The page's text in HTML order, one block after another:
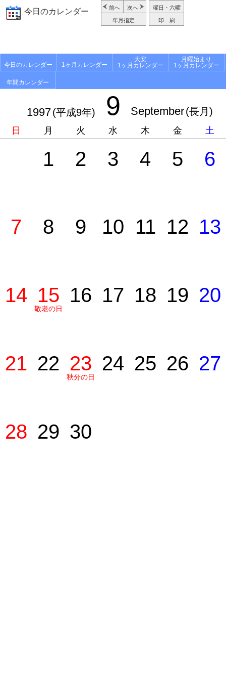
今日のカレンダー 前へ 次へ
年月指定
曜日・六曜
印 刷
今日のカレンダー 1ヶ月カレンダー
大安
1ヶ月カレンダー
月曜始まり
1ヶ月カレンダー
年間カレンダー
1997(平成9年) 9 September(長月)
日 月 火 水 木 金 土
1 2 3 4 5 6
7 8 9 10 11 12 13
14 15
敬老の日
16 17 18 19 20
21 22 23
秋分の日
24 25 26 27
28 29 30